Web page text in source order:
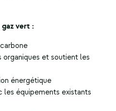
gaz vert :
et soutient les
énergétique
équipements existants